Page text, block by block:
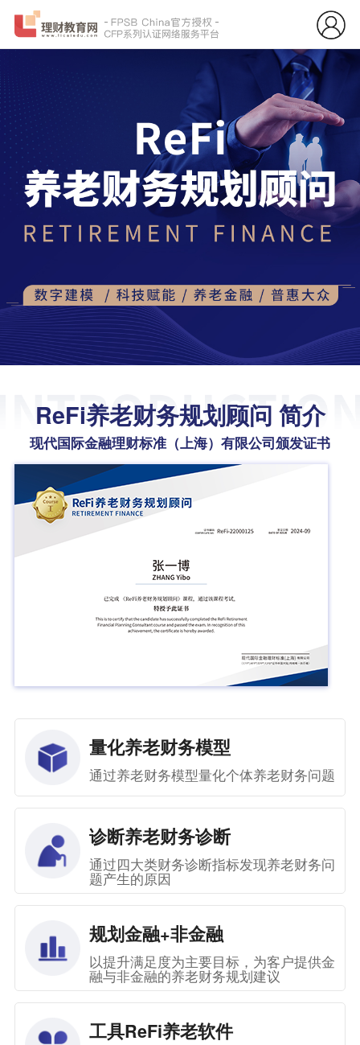
ReFi养老财务规划顾问 简介
现代国际金融理财标准（上海）有限公司颁发证书
量化养老财务模型
通过养老财务模型量化个体养老财务问题
诊断养老财务诊断
通过四大类财务诊断指标发现养老财务问
题产生的原因
规划金融+非金融
以提升满足度为主要目标，为客户提供金
融与非金融的养老财务规划建议
工具ReFi养老软件